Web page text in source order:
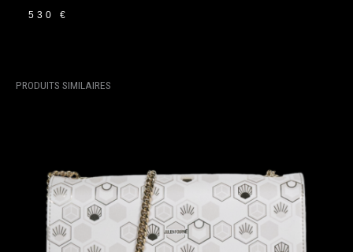
530€
PRODUITS SIMILAIRES